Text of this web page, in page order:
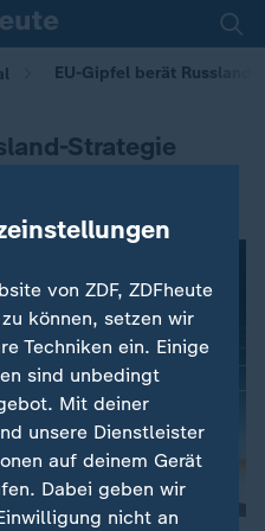
EU-Gipfel berät Russland-
Strategie
von ZDF, ZDFheute
können, setzen wir
Techniken ein. Einige
sind unbedingt
Mit deiner
unsere Dienstleister
auf deinem Gerät
Dabei geben wir
nicht an